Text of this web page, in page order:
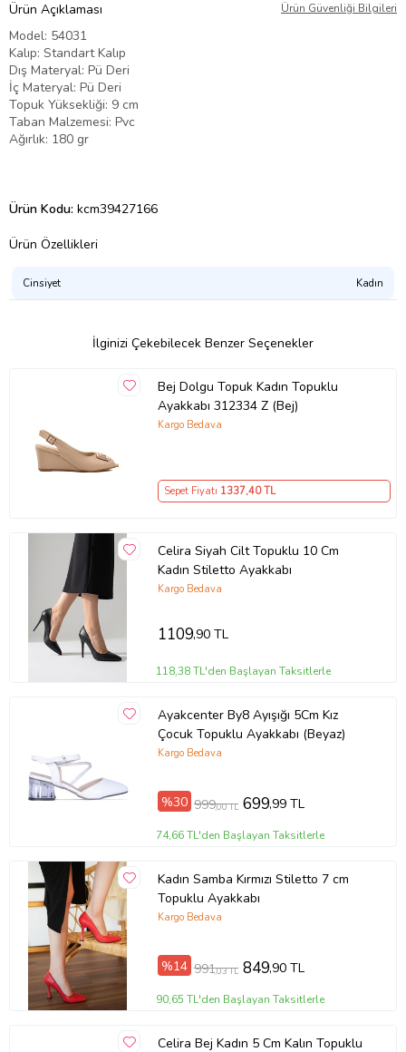
Ürün Açıklaması Ürün Güvenliği Bilgileri
Model: 54031
Kalıp: Standart Kalıp
Dış Materyal: Pü Deri
İç Materyal: Pü Deri
Topuk Yüksekliği: 9 cm
Taban Malzemesi: Pvc
Ağırlık: 180 gr
Ürün Kodu: kcm39427166
Ürün Özellikleri
Cinsiyet Kadın
İlginizi Çekebilecek Benzer Seçenekler
Bej Dolgu Topuk Kadın Topuklu
Ayakkabı 312334 Z (Bej)
Kargo Bedava
Sepet Fiyatı 1337,40 TL
Celira Siyah Cilt Topuklu 10 Cm
Kadın Stiletto Ayakkabı
Kargo Bedava
1109,90 TL
118,38 TL'den Başlayan Taksitlerle
Ayakcenter By8 Ayışığı 5Cm Kız
Çocuk Topuklu Ayakkabı (Beyaz)
Kargo Bedava
%30 999,00 TL 699,99 TL
74,66 TL'den Başlayan Taksitlerle
Kadın Samba Kırmızı Stiletto 7 cm
Topuklu Ayakkabı
Kargo Bedava
%14 991,03 TL 849,90 TL
90,65 TL'den Başlayan Taksitlerle
Celira Bej Kadın 5 Cm Kalın Topuklu